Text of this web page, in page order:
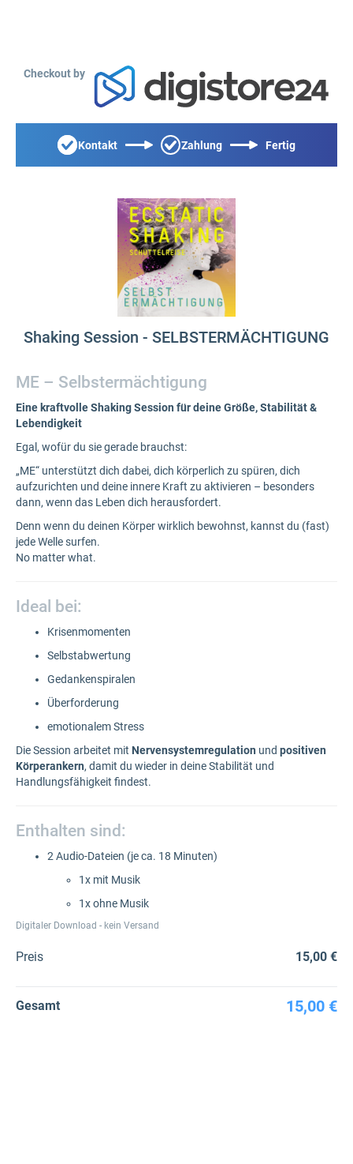
Checkout by
Kontakt Zahlung Fertig
Shaking Session - SELBSTERMÄCHTIGUNG
ME – Selbstermächtigung
Eine kraftvolle Shaking Session für deine Größe, Stabilität &
Lebendigkeit
Egal, wofür du sie gerade brauchst:
„ME“ unterstützt dich dabei, dich körperlich zu spüren, dich
aufzurichten und deine innere Kraft zu aktivieren – besonders
dann, wenn das Leben dich herausfordert.
Denn wenn du deinen Körper wirklich bewohnst, kannst du (fast)
jede Welle surfen.
No matter what.
Ideal bei:
Krisenmomenten
Selbstabwertung
Gedankenspiralen
Überforderung
emotionalem Stress
Die Session arbeitet mit Nervensystemregulation und positiven
Körperankern, damit du wieder in deine Stabilität und
Handlungsfähigkeit findest.
Enthalten sind:
2 Audio-Dateien (je ca. 18 Minuten)
1x mit Musik
1x ohne Musik
Digitaler Download - kein Versand
Preis 15,00 €
Gesamt 15,00 €